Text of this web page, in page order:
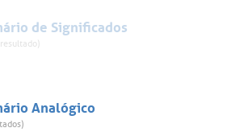
de Significados
Analógico